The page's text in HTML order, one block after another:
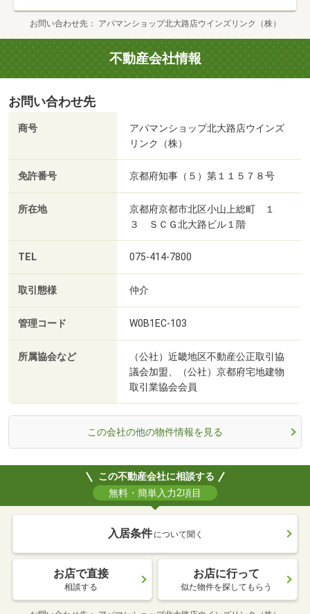
お問い合わせ先 アパマンショップ北大路店ウインズリンク（株）
不動産会社情報
お問い合わせ先
商号
アパマンショップ北大路店ウインズ
リンク（株）
免許番号 京都府知事（５）第１１５７８号
所在地
京都府京都市北区小山上総町 １
３ ＳＣＧ北大路ビル１階
TEL 075-414-7800
取引態様 仲介
管理コード W0B1EC-103
所属協会など
（公社）近畿地区不動産公正取引協
議会加盟、（公社）京都府宅地建物
取引業協会会員
この会社の他の物件情報を見る
この不動産会社に相談する
無料・簡単入力2項目
入居条件 について聞く
お店で直接
相談する
お店に行って
似た物件を探してもらう